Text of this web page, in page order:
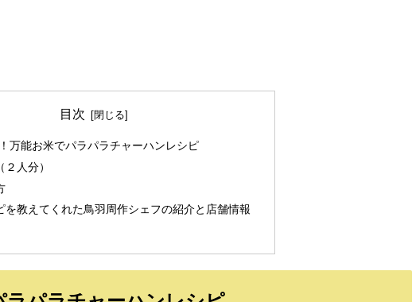
目次
万能お米でパラパラチャーハンレシピ
２人分）
を教えてくれた鳥羽周作シェフの紹介と店舗情報